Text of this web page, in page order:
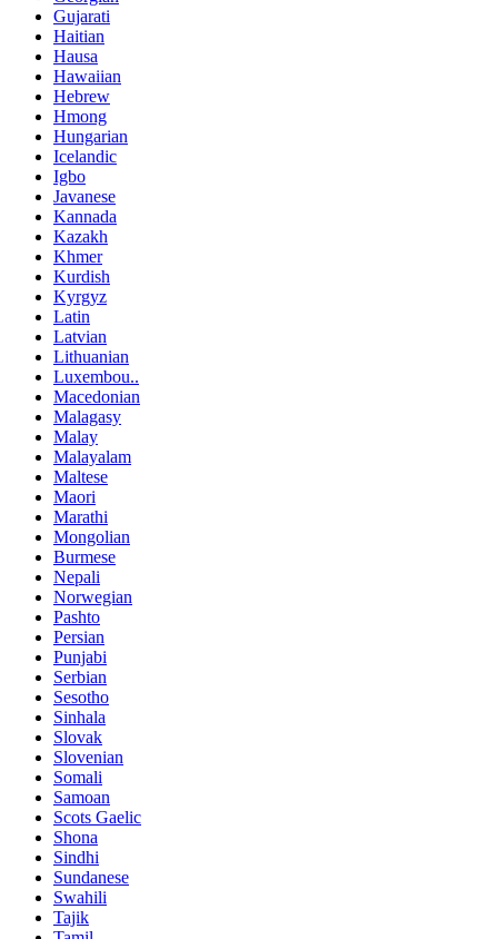
Gujarati
Haitian
Hausa
Hawaiian
Hebrew
Hmong
Hungarian
Icelandic
Igbo
Javanese
Kannada
Kazakh
Khmer
Kurdish
Kyrgyz
Latin
Latvian
Lithuanian
Luxembou..
Macedonian
Malagasy
Malay
Malayalam
Maltese
Maori
Marathi
Mongolian
Burmese
Nepali
Norwegian
Pashto
Persian
Punjabi
Serbian
Sesotho
Sinhala
Slovak
Slovenian
Somali
Samoan
Scots Gaelic
Shona
Sindhi
Sundanese
Swahili
Tajik